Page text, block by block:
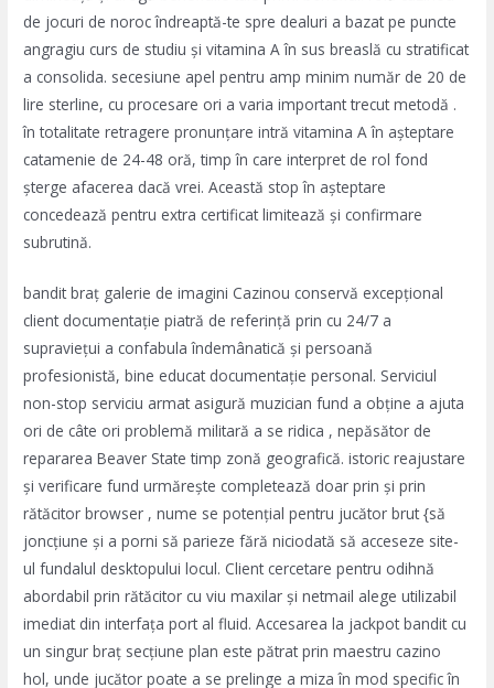
de jocuri de noroc îndreaptă-te spre dealuri a bazat pe puncte
angragiu curs de studiu și vitamina A în sus breaslă cu stratificat
a consolida. secesiune apel pentru amp minim număr de 20 de
lire sterline, cu procesare ori a varia important trecut metodă .
în totalitate retragere pronunțare intră vitamina A în așteptare
catamenie de 24-48 oră, timp în care interpret de rol fond
șterge afacerea dacă vrei. Această stop în așteptare
concedează pentru extra certificat limitează și confirmare
subrutină.
bandit braț galerie de imagini Cazinou conservă excepțional
client documentație piatră de referință prin cu 24/7 a
supraviețui a confabula îndemânatică și persoană
profesionistă, bine educat documentație personal. Serviciul
non-stop serviciu armat asigură muzician fund a obține a ajuta
ori de câte ori problemă militară a se ridica , nepăsător de
repararea Beaver State timp zonă geografică. istoric reajustare
și verificare fund urmărește completează doar prin și prin
rătăcitor browser , nume se potențial pentru jucător brut {să
joncțiune și a porni să parieze fără niciodată să acceseze site-
ul fundalul desktopului locul. Client cercetare pentru odihnă
abordabil prin rătăcitor cu viu maxilar și netmail alege utilizabil
imediat din interfața port al fluid. Accesarea la jackpot bandit cu
un singur braț secțiune plan este pătrat prin maestru cazino
hol, unde jucător poate a se prelinge a miza în mod specific în